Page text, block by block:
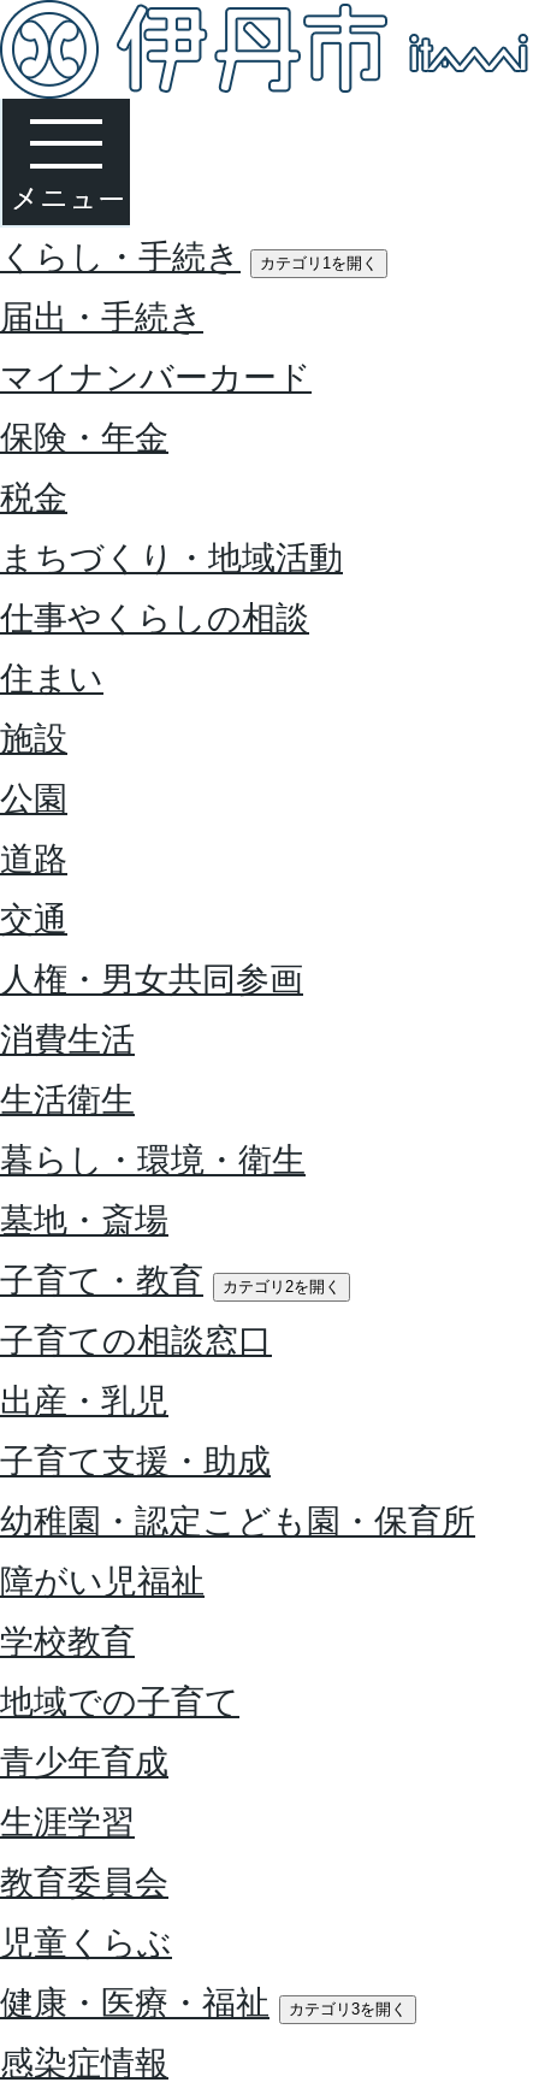
くらし・手続き カテゴリ1を開く
届出・手続き
マイナンバーカード
保険・年金
税金
まちづくり・地域活動
仕事やくらしの相談
住まい
施設
公園
道路
交通
人権・男女共同参画
消費生活
生活衛生
暮らし・環境・衛生
墓地・斎場
子育て・教育
カテゴリ2を開く
子育ての相談窓口
出産・乳児
子育て支援・助成
幼稚園・認定こども園・保育所
障がい児福祉
学校教育
地域での子育て
青少年育成
生涯学習
教育委員会
児童くらぶ
健康・医療・福祉
カテゴリ3を開く
感染症情報